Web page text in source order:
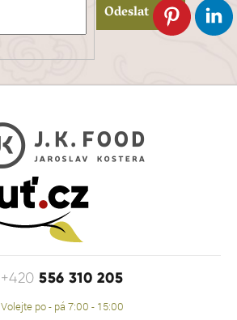
Odeslat
+420556 310 205
Volejte po - pá 7:00 - 15:00